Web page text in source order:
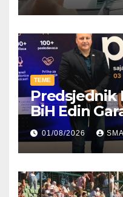
TEME
Predsjednik
BiH Edin
Federalnog
01/08/2026